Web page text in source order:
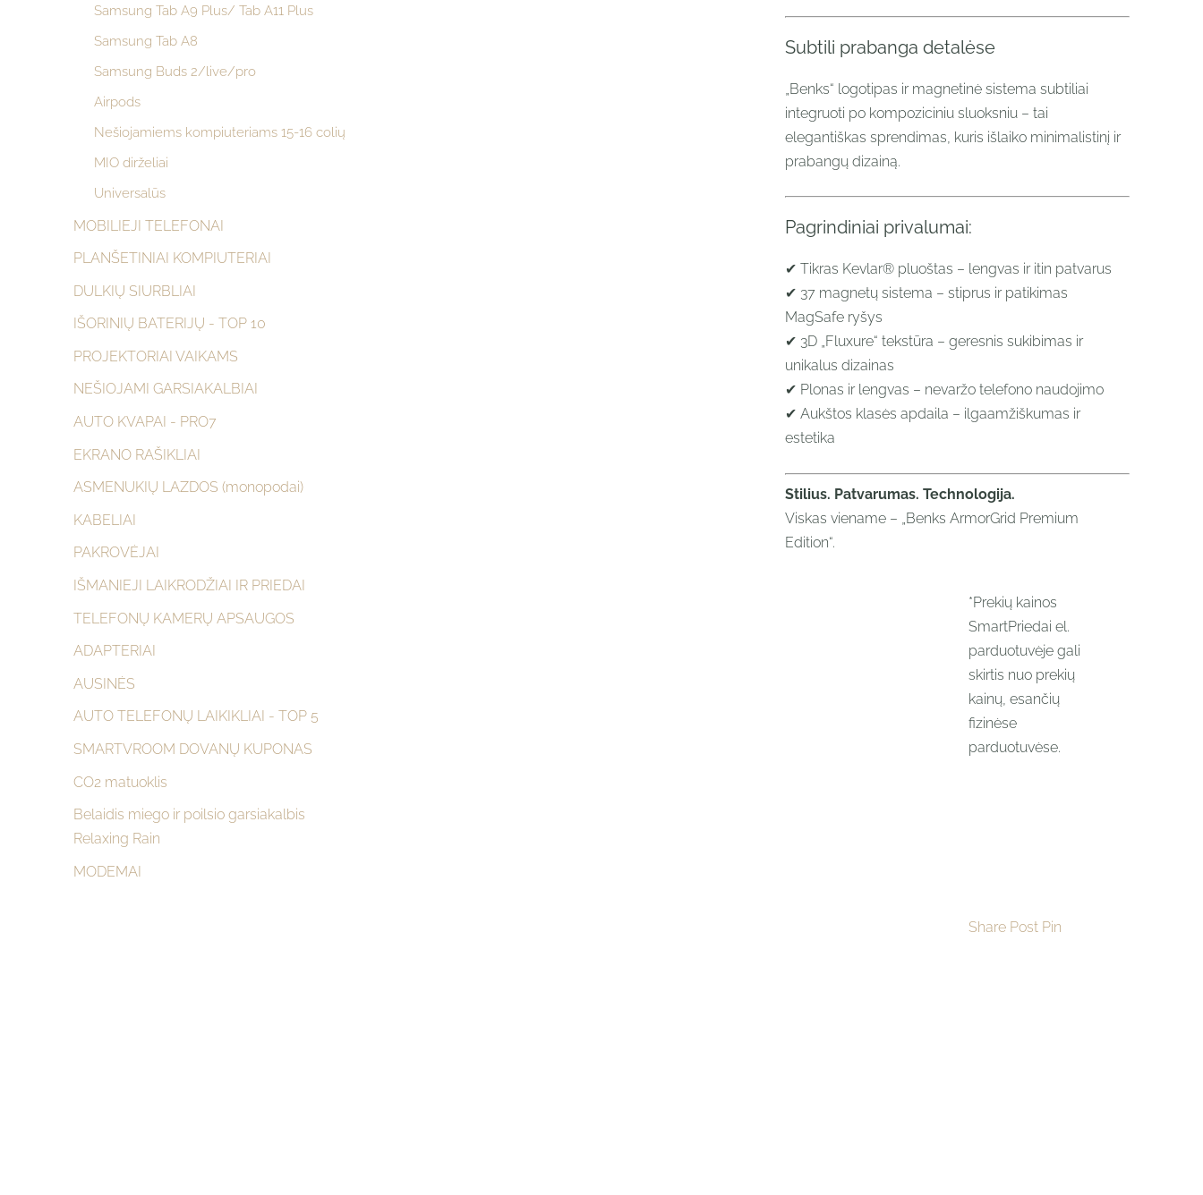
Samsung Tab A9 Plus/ Tab A11 Plus
Samsung Tab A8
Samsung Buds 2/live/pro
Airpods
Nešiojamiems kompiuteriams 15-16 colių
MIO dirželiai
Universalūs
MOBILIEJI TELEFONAI
PLANŠETINIAI KOMPIUTERIAI
DULKIŲ SIURBLIAI
IŠORINIŲ BATERIJŲ - TOP 10
PROJEKTORIAI VAIKAMS
NEŠIOJAMI GARSIAKALBIAI
AUTO KVAPAI - PRO7
EKRANO RAŠIKLIAI
ASMENUKIŲ LAZDOS (monopodai)
KABELIAI
PAKROVĖJAI
IŠMANIEJI LAIKRODŽIAI IR PRIEDAI
TELEFONŲ KAMERŲ APSAUGOS
ADAPTERIAI
AUSINĖS
AUTO TELEFONŲ LAIKIKLIAI - TOP 5
SMARTVROOM DOVANŲ KUPONAS
CO2 matuoklis
Belaidis miego ir poilsio garsiakalbis
Relaxing Rain
MODEMAI
Subtili prabanga detalėse
„Benks“ logotipas ir magnetinė sistema subtiliai
integruoti po kompoziciniu sluoksniu – tai
elegantiškas sprendimas, kuris išlaiko minimalistinį ir
prabangų dizainą.
Pagrindiniai privalumai:
✔ Tikras Kevlar® pluoštas – lengvas ir itin patvarus
✔ 37 magnetų sistema – stiprus ir patikimas
MagSafe ryšys
✔ 3D „Fluxure“ tekstūra – geresnis sukibimas ir
unikalus dizainas
✔ Plonas ir lengvas – nevaržo telefono naudojimo
✔ Aukštos klasės apdaila – ilgaamžiškumas ir
estetika
Stilius. Patvarumas. Technologija.
Viskas viename – „Benks ArmorGrid Premium
Edition“.
*Prekių kainos
SmartPriedai el.
parduotuvėje gali
skirtis nuo prekių
kainų, esančių
fizinėse
parduotuvėse.
Share Post Pin